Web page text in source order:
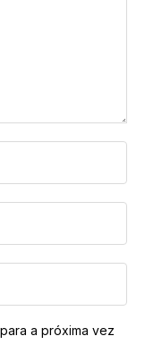
a próxima vez